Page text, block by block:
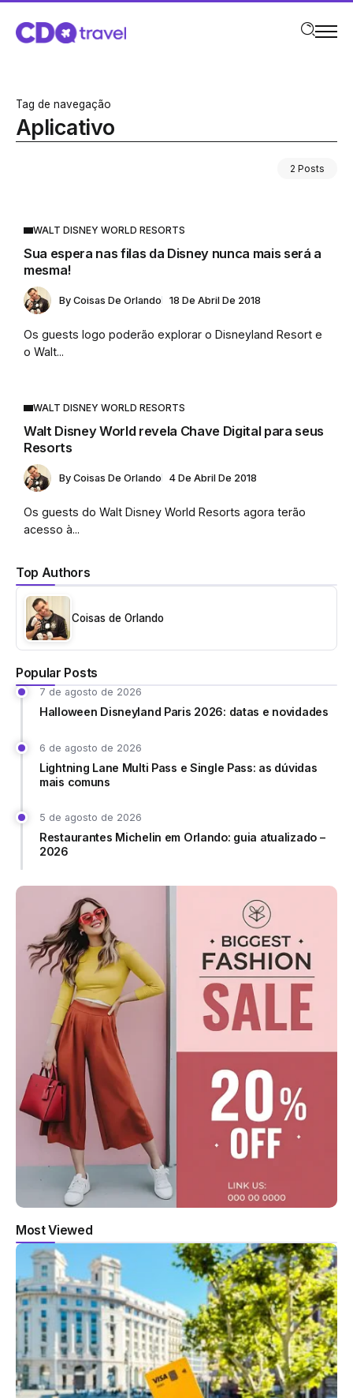
Tag de navegação
Aplicativo
2 Posts
Top Authors
Coisas de Orlando
Popular Posts
7 de agosto de 2026
Halloween Disneyland Paris 2026: datas e novidades
6 de agosto de 2026
Lightning Lane Multi Pass e Single Pass: as dúvidas
mais comuns
5 de agosto de 2026
Restaurantes Michelin em Orlando: guia atualizado –
2026
WALT DISNEY WORLD RESORTS
Sua espera nas filas da Disney nunca mais será a
mesma!
By Coisas De Orlando 18 De Abril De 2018
Os guests logo poderão explorar o Disneyland Resort e
o Walt...
WALT DISNEY WORLD RESORTS
Walt Disney World revela Chave Digital para seus
Resorts
By Coisas De Orlando 4 De Abril De 2018
Os guests do Walt Disney World Resorts agora terão
acesso à...
Most Viewed